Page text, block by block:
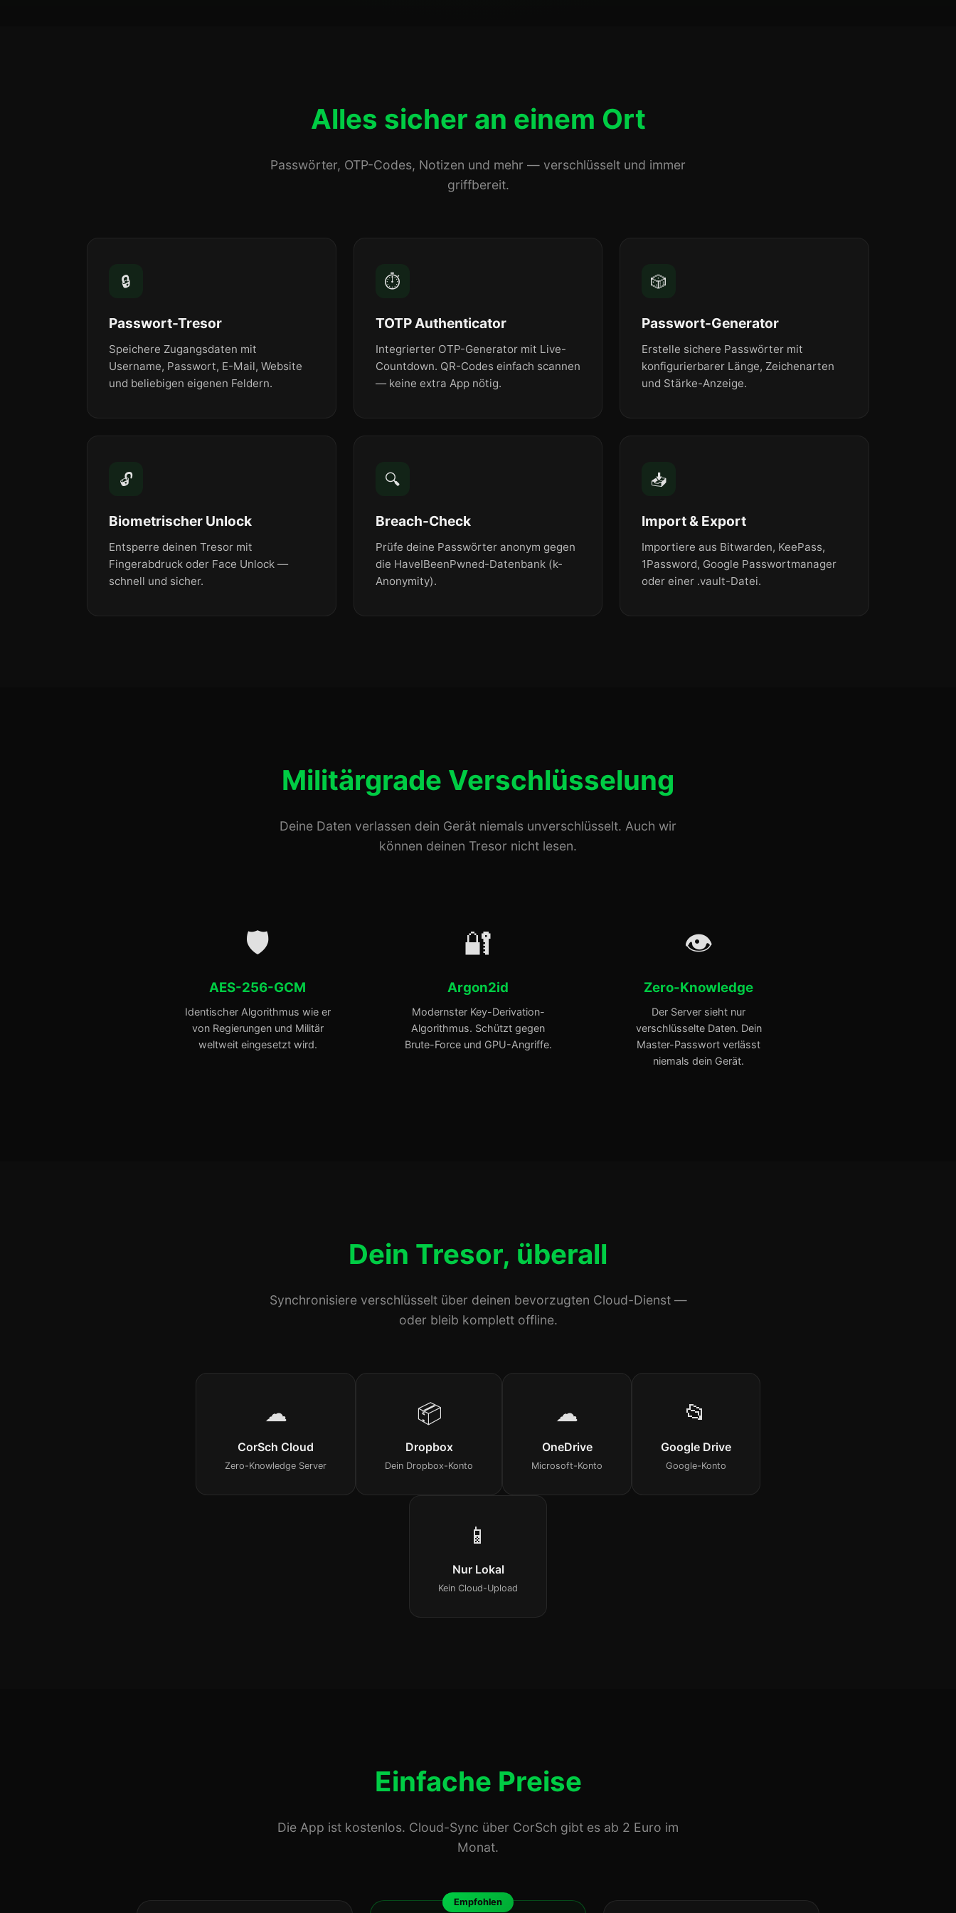
Alles sicher an einem Ort
Passwörter, OTP-Codes, Notizen und mehr — verschlüsselt und immer
griffbereit.
🔒
Passwort-Tresor
Speichere Zugangsdaten mit
Username, Passwort, E-Mail, Website
und beliebigen eigenen Feldern.
⏱
TOTP Authenticator
Integrierter OTP-Generator mit Live-
Countdown. QR-Codes einfach scannen
— keine extra App nötig.
🎲
Passwort-Generator
Erstelle sichere Passwörter mit
konfigurierbarer Länge, Zeichenarten
und Stärke-Anzeige.
🔓
Biometrischer Unlock
Entsperre deinen Tresor mit
Fingerabdruck oder Face Unlock —
schnell und sicher.
🔍
Breach-Check
Prüfe deine Passwörter anonym gegen
die HaveIBeenPwned-Datenbank (k-
Anonymity).
📥
Import & Export
Importiere aus Bitwarden, KeePass,
1Password, Google Passwortmanager
oder einer .vault-Datei.
Militärgrade Verschlüsselung
Deine Daten verlassen dein Gerät niemals unverschlüsselt. Auch wir
können deinen Tresor nicht lesen.
🛡
AES-256-GCM
Identischer Algorithmus wie er
von Regierungen und Militär
weltweit eingesetzt wird.
🔐
Argon2id
Modernster Key-Derivation-
Algorithmus. Schützt gegen
Brute-Force und GPU-Angriffe.
👁
Zero-Knowledge
Der Server sieht nur
verschlüsselte Daten. Dein
Master-Passwort verlässt
niemals dein Gerät.
Dein Tresor, überall
Synchronisiere verschlüsselt über deinen bevorzugten Cloud-Dienst —
oder bleib komplett offline.
☁
CorSch Cloud
Zero-Knowledge Server
📦
Dropbox
Dein Dropbox-Konto
☁
OneDrive
Microsoft-Konto
📂
Google Drive
Google-Konto
📱
Nur Lokal
Kein Cloud-Upload
Einfache Preise
Die App ist kostenlos. Cloud-Sync über CorSch gibt es ab 2 Euro im
Monat.